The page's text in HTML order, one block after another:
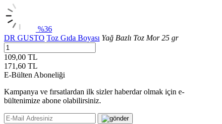
%36
DR GUSTO Toz Gıda Boyası Yağ Bazlı Toz Mor 25 gr
109,00 TL
171,60 TL
E-Bülten Aboneliği
Kampanya ve fırsatlardan ilk sizler haberdar olmak için e-
bültenimize abone olabilirsiniz.